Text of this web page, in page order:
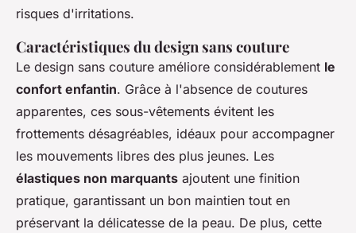
risques d'irritations.
Caractéristiques du design sans couture
Le design sans couture améliore considérablement le
confort enfantin. Grâce à l'absence de coutures
apparentes, ces sous-vêtements évitent les
frottements désagréables, idéaux pour accompagner
les mouvements libres des plus jeunes. Les
élastiques non marquants ajoutent une finition
pratique, garantissant un bon maintien tout en
préservant la délicatesse de la peau. De plus, cette